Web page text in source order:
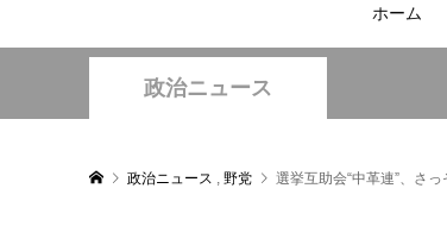
ホーム
政治ニュース
政治ニュース , 野党 選挙互助会“中革連”、さ